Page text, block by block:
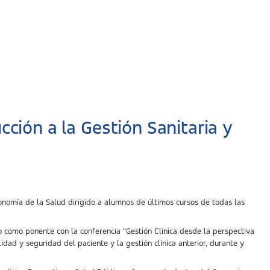
a la Gestión Sanitaria y
de la Salud dirigido a alumnos de últimos cursos de todas las
ponente con la conferencia “Gestión Clínica desde la perspectiva
y seguridad del paciente y la gestión clínica anterior, durante y